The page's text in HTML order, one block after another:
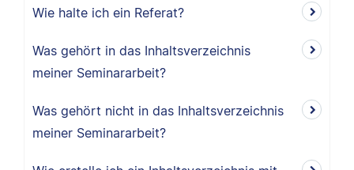
Wie halte ich ein Referat?
Was gehört in das Inhaltsverzeichnis
meiner Seminararbeit?
Was gehört nicht in das Inhaltsverzeichnis
meiner Seminararbeit?